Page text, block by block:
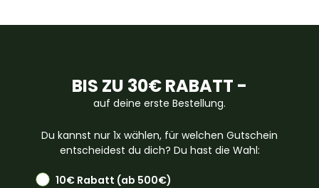
BIS ZU 30€ RABATT -
auf deine erste Bestellung.
Du kannst nur 1x wählen, für welchen Gutschein
entscheidest du dich? Du hast die Wahl:
10€ Rabatt (ab 500€)